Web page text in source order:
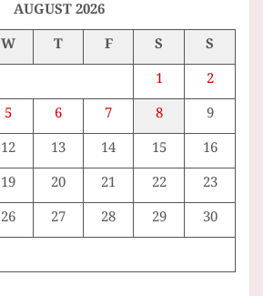
AUGUST 2026
W T F S
S
1
2
5 6 7 8
9
12 13 14 15
16
19 20 21 22
23
26 27 28 29
30